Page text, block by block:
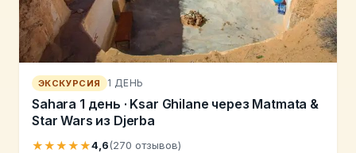
ЭКСКУРСИЯ 1 ДЕНЬ
Sahara 1 день · Ksar Ghilane через Matmata &
Star Wars из Djerba
★★★★★4,6(270 отзывов)